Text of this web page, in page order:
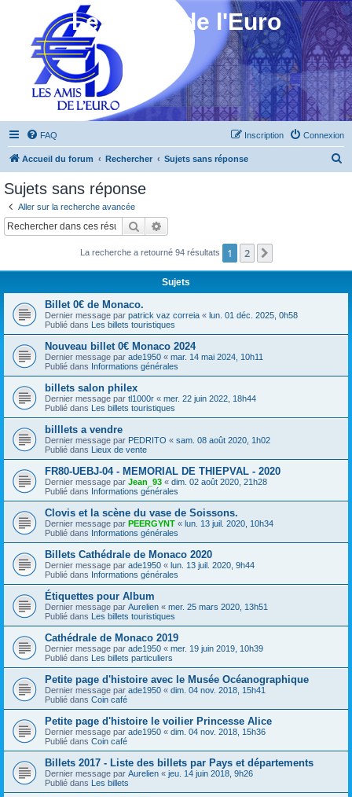
Les Amis de l'Euro
FAQ Connexion
Inscription
Accueil du forum Rechercher Sujets sans réponse
c
Sujets sans réponse
Aller sur la recherche avancée
Rechercher
La recherche a retourné 94 résultats 1 2
Sujets
Billet 0€ de Monaco.
Dernier message par patrick vaz correia « lun. 01 déc. 2025, 0h58
Publié dans Les billets touristiques
Nouveau billet 0€ Monaco 2024
Dernier message par ade1950 « mar. 14 mai 2024, 10h11
Publié dans Informations générales
billets salon philex
Dernier message par tl1000r « mer. 22 juin 2022, 18h44
Publié dans Les billets touristiques
billlets a vendre
Dernier message par PEDRITO « sam. 08 août 2020, 1h02
Publié dans Lieux de vente
FR80-UEBJ-04 - MEMORIAL DE THIEPVAL - 2020
Dernier message par Jean_93 « dim. 02 août 2020, 21h28
Publié dans Informations générales
Clovis et la scène du vase de Soissons.
Dernier message par PEERGYNT « lun. 13 juil. 2020, 10h34
Publié dans Informations générales
Billets Cathédrale de Monaco 2020
Dernier message par ade1950 « lun. 13 juil. 2020, 9h44
Publié dans Informations générales
Étiquettes pour Album
Dernier message par Aurelien « mer. 25 mars 2020, 13h51
Publié dans Les billets touristiques
Cathédrale de Monaco 2019
Dernier message par ade1950 « mer. 19 juin 2019, 10h39
Publié dans Les billets particuliers
Petite page d'histoire avec le Musée Océanographique
Dernier message par ade1950 « dim. 04 nov. 2018, 15h41
Publié dans Coin café
Petite page d'histoire le voilier Princesse Alice
Dernier message par ade1950 « dim. 04 nov. 2018, 15h36
Publié dans Coin café
Billets 2017 - Liste des billets par Pays et départements
Dernier message par Aurelien « jeu. 14 juin 2018, 9h26
Publié dans Les billets